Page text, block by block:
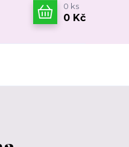
0 ks
0 Kč